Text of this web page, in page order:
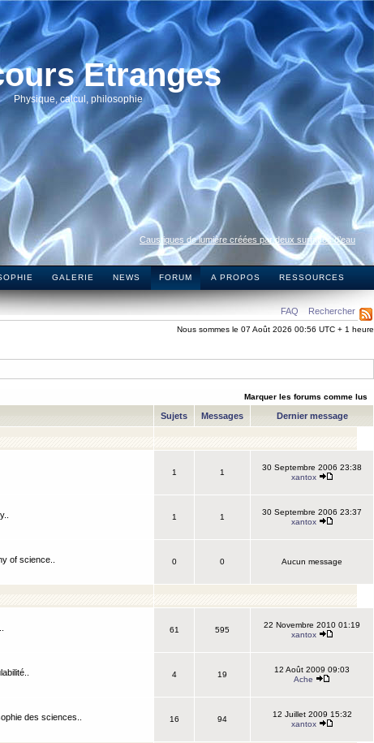
Etranges
Physique, calcul, philosophie
Caustiques de lumière créées par deux surfaces d’eau
GALERIE NEWS FORUM A PROPOS RESSOURCES
FAQ Rechercher
Nous sommes le 07 Août 2026 00:56 UTC + 1 heure
Marquer les forums comme lus
Sujets Messages Dernier message
1 1
30 Septembre 2006 23:38
xantox
1 1
30 Septembre 2006 23:37
xantox
of science..
0 0 Aucun message
61 595
22 Novembre 2010 01:19
xantox
4 19
12 Août 2009 09:03
Ache
des sciences..
16 94
12 Juillet 2009 15:32
xantox